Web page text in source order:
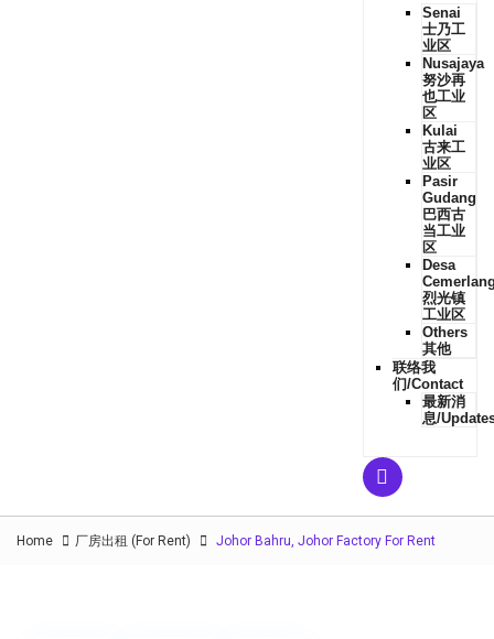
Senai
士乃工
业区
Nusajaya
努沙再
也工业
区
Kulai
古来工
业区
Pasir
Gudang
巴西古
当工业
区
Desa
烈光镇
工业区
Others
其他
联络我
们/Contact
最新消
息/
Home 厂房出租 (For Rent) Johor Bahru, Johor Factory For Rent